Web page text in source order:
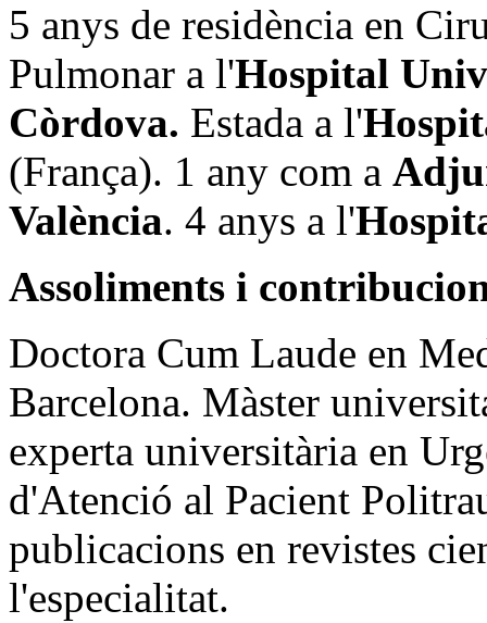
5 anys de residència en
Pulmonar a l'Hospital
Còrdova. Estada a l'
(França). 1 any com a
València. 4 anys a l'
Assoliments i
Doctora Cum Laude en
Barcelona. Màster
experta universitària en
d'Atenció al Pacient
publicacions en revistes
l'especialitat.